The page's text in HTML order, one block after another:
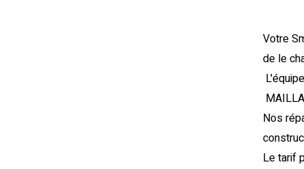
Votre
de le
Nos
Le tarif